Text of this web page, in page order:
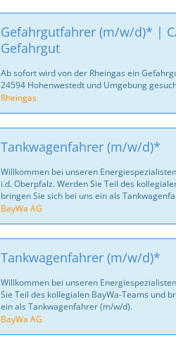
Gefahrgutfahrer (m/w/d)* |
Gefahrgut
Ab sofort wird von der Rheingas ein
24594 Hohenwestedt und Umgebung
Rheingas
Tankwagenfahrer (m/w/d)*
Willkommen bei unseren
i.d. Oberpfalz. Werden Sie Teil des
bringen Sie sich bei uns ein als
BayWa AG
Tankwagenfahrer (m/w/d)*
Willkommen bei unseren
Sie Teil des kollegialen BayWa-Teams und
ein als Tankwagenfahrer (m/w/d).
BayWa AG